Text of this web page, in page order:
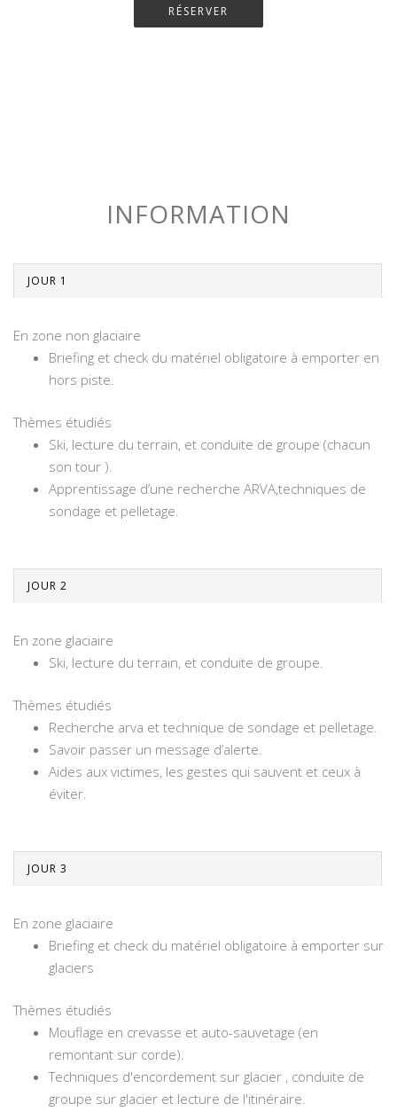
RÉSERVER
INFORMATION
JOUR 1
En zone non glaciaire
Briefing et check du matériel obligatoire à emporter en
hors piste.
Thèmes étudiés
Ski, lecture du terrain, et conduite de groupe (chacun
son tour ).
Apprentissage d’une recherche ARVA,techniques de
sondage et pelletage.
JOUR 2
En zone glaciaire
Ski, lecture du terrain, et conduite de groupe.
Thèmes étudiés
Recherche arva et technique de sondage et pelletage.
Savoir passer un message d’alerte.
Aides aux victimes, les gestes qui sauvent et ceux à
éviter.
JOUR 3
En zone glaciaire
Briefing et check du matériel obligatoire à emporter sur
glaciers
Thèmes étudiés
Mouflage en crevasse et auto-sauvetage (en
remontant sur corde).
Techniques d'encordement sur glacier , conduite de
groupe sur glacier et lecture de l'itinéraire.